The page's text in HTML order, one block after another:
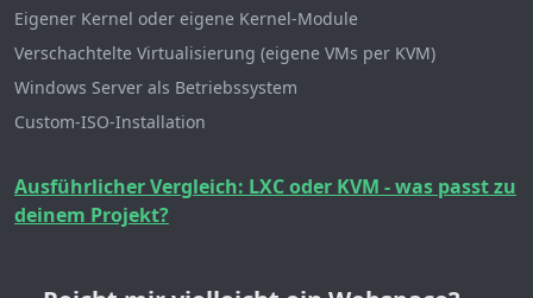
Eigener Kernel oder eigene Kernel-Module
Verschachtelte Virtualisierung (eigene VMs per KVM)
Windows Server als Betriebssystem
Custom-ISO-Installation
Ausführlicher Vergleich: LXC oder KVM - was passt zu
deinem Projekt?